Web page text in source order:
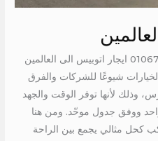
ايجار اتوبيس الى العالمين 01067451866 ايجار اتوبيس الى العالمين
شيوعًا للشركات والفرق
وذلك لأنها توفر الوقت والجهد
ووفق جدول موحّد. ومن هنا
إيجار أتوبيس بسعة 50 راكب كحل مثالي يجمع بين الراحة